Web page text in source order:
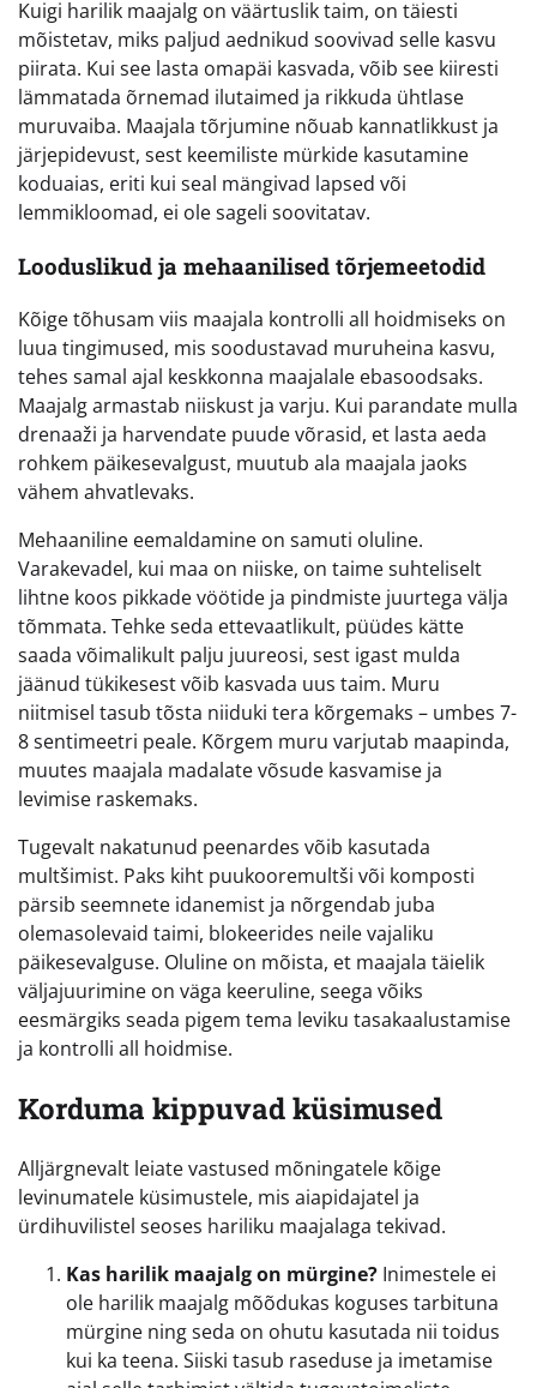
Kuigi harilik maajalg on väärtuslik taim, on täiesti
mõistetav, miks paljud aednikud soovivad selle kasvu
piirata. Kui see lasta omapäi kasvada, võib see kiiresti
lämmatada õrnemad ilutaimed ja rikkuda ühtlase
muruvaiba. Maajala tõrjumine nõuab kannatlikkust ja
järjepidevust, sest keemiliste mürkide kasutamine
koduaias, eriti kui seal mängivad lapsed või
lemmikloomad, ei ole sageli soovitatav.
Looduslikud ja mehaanilised tõrjemeetodid
Kõige tõhusam viis maajala kontrolli all hoidmiseks on
luua tingimused, mis soodustavad muruheina kasvu,
tehes samal ajal keskkonna maajalale ebasoodsaks.
Maajalg armastab niiskust ja varju. Kui parandate mulla
drenaaži ja harvendate puude võrasid, et lasta aeda
rohkem päikesevalgust, muutub ala maajala jaoks
vähem ahvatlevaks.
Mehaaniline eemaldamine on samuti oluline.
Varakevadel, kui maa on niiske, on taime suhteliselt
lihtne koos pikkade vöötide ja pindmiste juurtega välja
tõmmata. Tehke seda ettevaatlikult, püüdes kätte
saada võimalikult palju juureosi, sest igast mulda
jäänud tükikesest võib kasvada uus taim. Muru
niitmisel tasub tõsta niiduki tera kõrgemaks – umbes 7-
8 sentimeetri peale. Kõrgem muru varjutab maapinda,
muutes maajala madalate võsude kasvamise ja
levimise raskemaks.
Tugevalt nakatunud peenardes võib kasutada
multšimist. Paks kiht puukooremultši või komposti
pärsib seemnete idanemist ja nõrgendab juba
olemasolevaid taimi, blokeerides neile vajaliku
päikesevalguse. Oluline on mõista, et maajala täielik
väljajuurimine on väga keeruline, seega võiks
eesmärgiks seada pigem tema leviku tasakaalustamise
ja kontrolli all hoidmise.
Korduma kippuvad küsimused
Alljärgnevalt leiate vastused mõningatele kõige
levinumatele küsimustele, mis aiapidajatel ja
ürdihuvilistel seoses hariliku maajalaga tekivad.
Kas harilik maajalg on mürgine? Inimestele ei
ole harilik maajalg mõõdukas koguses tarbituna
mürgine ning seda on ohutu kasutada nii toidus
kui ka teena. Siiski tasub raseduse ja imetamise